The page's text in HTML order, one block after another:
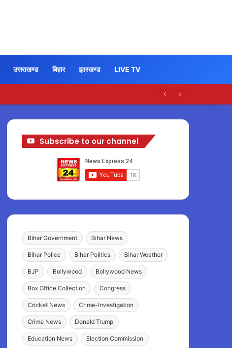
उत्तराखण्ड बिहार झारखण्ड LIVE TV
Subscribe to our channel
Bihar Government Bihar News
Bihar Police Bihar Politics Bihar Weather
BJP Bollywood Bollywood News
Box Office Collection Congress
Cricket News Crime-Investigation
Crime News Donald Trump
Education News Election Commission